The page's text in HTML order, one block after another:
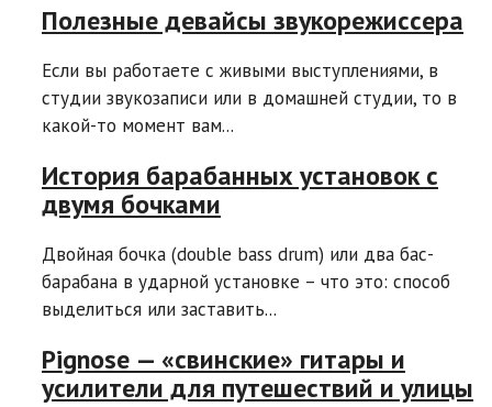
Полезные девайсы звукорежиссера
Если вы работаете с живыми выступлениями, в
студии звукозаписи или в домашней студии, то в
какой-то момент вам...
История барабанных установок с
двумя бочками
Двойная бочка (double bass drum) или два бас-
барабана в ударной установке – что это: способ
выделиться или заставить...
Pignose — «свинские» гитары и
усилители для путешествий и улицы